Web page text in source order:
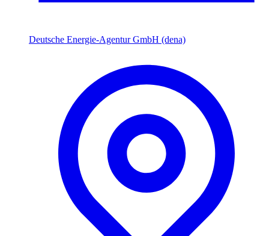
Deutsche Energie-Agentur GmbH (dena)